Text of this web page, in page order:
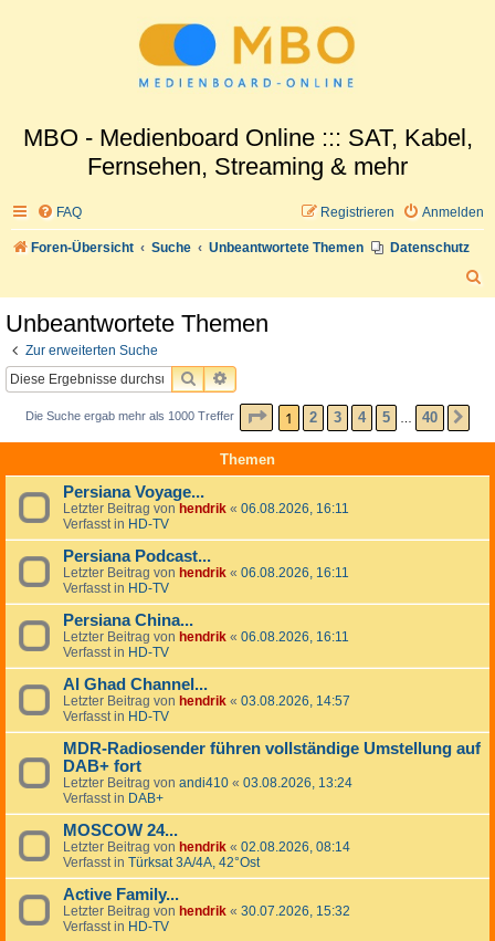
MBO - Medienboard Online ::: SAT, Kabel,
Fernsehen, Streaming & mehr
FAQ Anmelden
Registrieren
Foren-Übersicht Suche Unbeantwortete Themen
Datenschutz
Unbeantwortete Themen
Zur erweiterten Suche
SUCHEERWEITERTE SUCHE
Die Suche ergab mehr als 1000 Treffer SEITE1 VON40
1 2 3 4 5 40
Themen
Persiana Voyage...
Letzter Beitrag von hendrik « 06.08.2026, 16:11
Verfasst in HD-TV
Persiana Podcast...
Letzter Beitrag von hendrik « 06.08.2026, 16:11
Verfasst in HD-TV
Persiana China...
Letzter Beitrag von hendrik « 06.08.2026, 16:11
Verfasst in HD-TV
Al Ghad Channel...
Letzter Beitrag von hendrik « 03.08.2026, 14:57
Verfasst in HD-TV
MDR-Radiosender führen vollständige Umstellung auf
DAB+ fort
Letzter Beitrag von andi410 « 03.08.2026, 13:24
Verfasst in DAB+
MOSCOW 24...
Letzter Beitrag von hendrik « 02.08.2026, 08:14
Verfasst in Türksat 3A/4A, 42°Ost
Active Family...
Letzter Beitrag von hendrik « 30.07.2026, 15:32
Verfasst in HD-TV